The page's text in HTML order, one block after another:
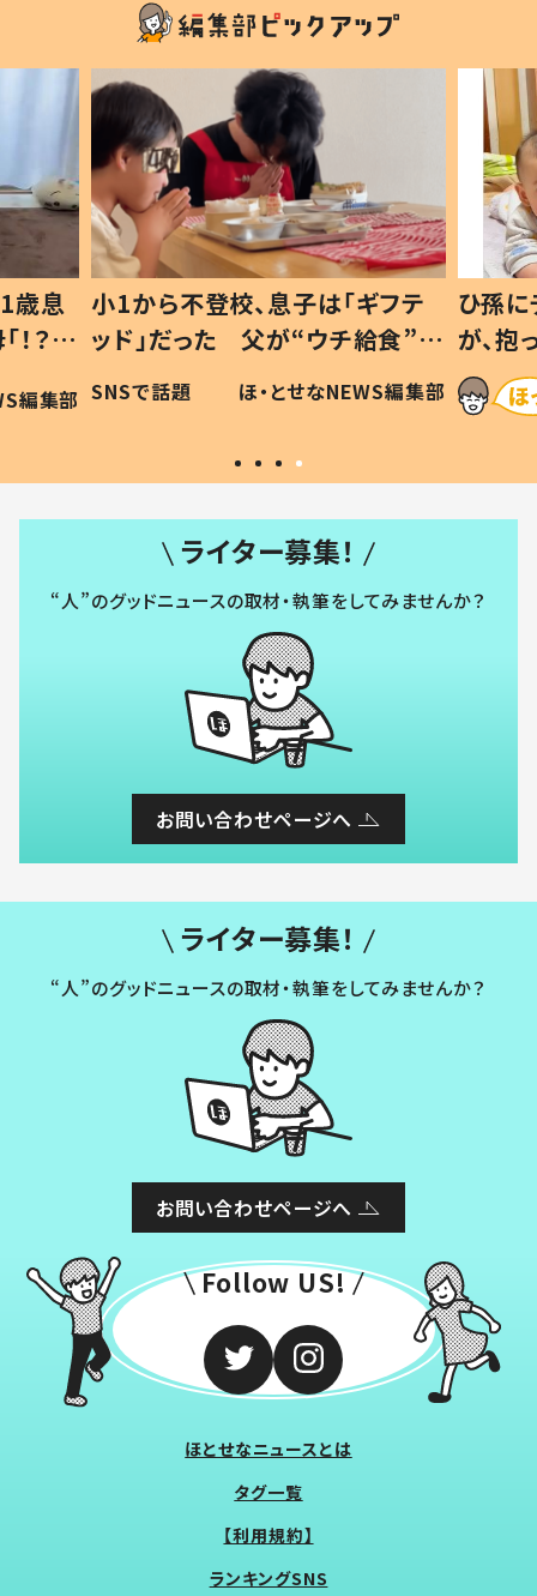
歳息
？」
編集部
小1から不登校、息子は「ギフテ
ッド」だった 父が“ウチ給食”を
作り続ける理由とは #令和の親
#令和の子
SNSで話題 ほ・とせなNEWS編集部
ひ孫
が、
「涙が
い」
ライター募集！
“人”のグッドニュースの取材・執筆をしてみませんか？
お問い合わせページへ
ライター募集！
“人”のグッドニュースの取材・執筆をしてみませんか？
お問い合わせページへ
Follow US!
ほとせなニュースとは
タグ一覧
【利用規約】
ランキングSNS